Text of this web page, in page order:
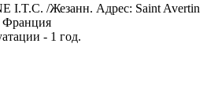
I.T.C. /Жезанн. Адрес: Saint Avertin
Франция
- 1 год.